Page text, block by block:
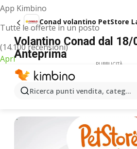
App Kimbino
Tutte le offerte in un posto
(14.100 recensioni)
Apri
Ricerca punti vendita,
Conad volantino PetStore
Volantino Conad dal 18/
Anteprima
PUBBLICITÀ